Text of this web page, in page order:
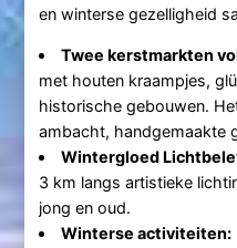
en winterse gezelligheid
Twee kerstmarkten
met houten kraampjes,
historische gebouwen.
ambacht, handgemaakte
Wintergloed
3 km langs artistieke
jong en oud.
Winterse activiteiten: